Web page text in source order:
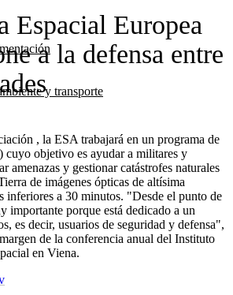
y transporte
Espacial Europea
a la defensa entre
, la ESA trabajará en un programa de
objetivo es ayudar a militares y
amenazas y gestionar catástrofes naturales
de imágenes ópticas de altísima
inferiores a 30 minutos. "Desde el punto de
importante porque está dedicado a un
es decir, usuarios de seguridad y defensa",
de la conferencia anual del Instituto
en Viena.